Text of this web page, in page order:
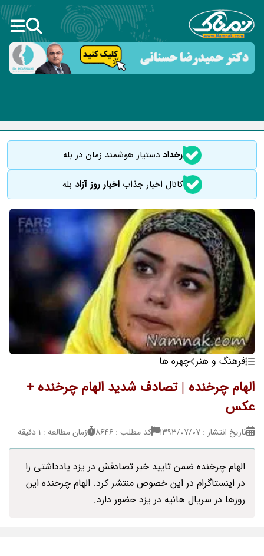
رخداددستیار هوشمند زمان در بله
کانال اخبار جذاباخبار روز آزاد بله
فرهنگ و هنر چهره ها
الهام چرخنده | تصادف شدید الهام چرخنده +
عکس
تاریخ انتشار : ۱۳۹۳/۰۷/۰۷ کد مطلب : 8646 زمان مطالعه : 1 دقیقه
الهام چرخنده ضمن تایید خبر تصادفش در یزد یادداشتی را
در اینستاگرام در این خصوص منتشر کرد. الهام چرخنده این
روزها در سریال هانیه در یزد حضور دارد.